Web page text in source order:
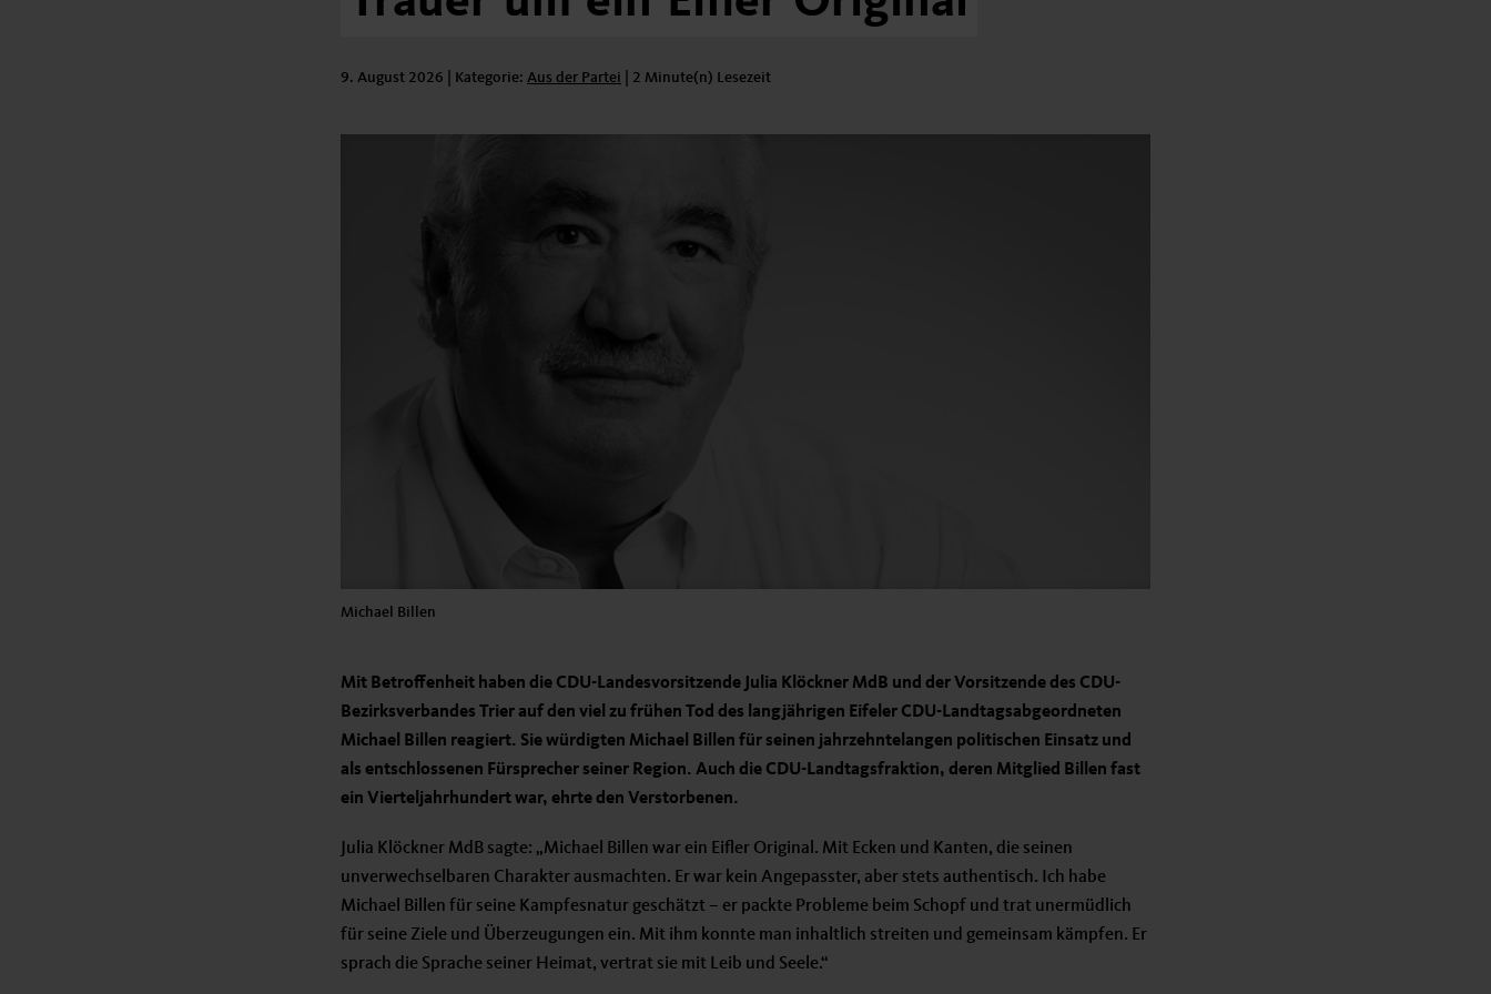
9. August 2026 | Kategorie: Kategorie:
Aus der Partei 2 Minute(n) Lesezeit
Michael Billen
Mit Betroffenheit haben die CDU-Landesvorsitzende Julia Klöckner MdB und der Vorsitzende des CDU-
Bezirksverbandes Trier auf den viel zu frühen Tod des langjährigen Eifeler CDU-Landtagsabgeordneten
Michael Billen reagiert. Sie würdigten Michael Billen für seinen jahrzehntelangen politischen Einsatz und
als entschlossenen Fürsprecher seiner Region. Auch die CDU-Landtagsfraktion, deren Mitglied Billen fast
ein Vierteljahrhundert war, ehrte den Verstorbenen.
Julia Klöckner MdB sagte: „Michael Billen war ein Eifler Original. Mit Ecken und Kanten, die seinen
unverwechselbaren Charakter ausmachten. Er war kein Angepasster, aber stets authentisch. Ich habe
Michael Billen für seine Kampfesnatur geschätzt – er packte Probleme beim Schopf und trat unermüdlich
für seine Ziele und Überzeugungen ein. Mit ihm konnte man inhaltlich streiten und gemeinsam kämpfen. Er
sprach die Sprache seiner Heimat, vertrat sie mit Leib und Seele.“